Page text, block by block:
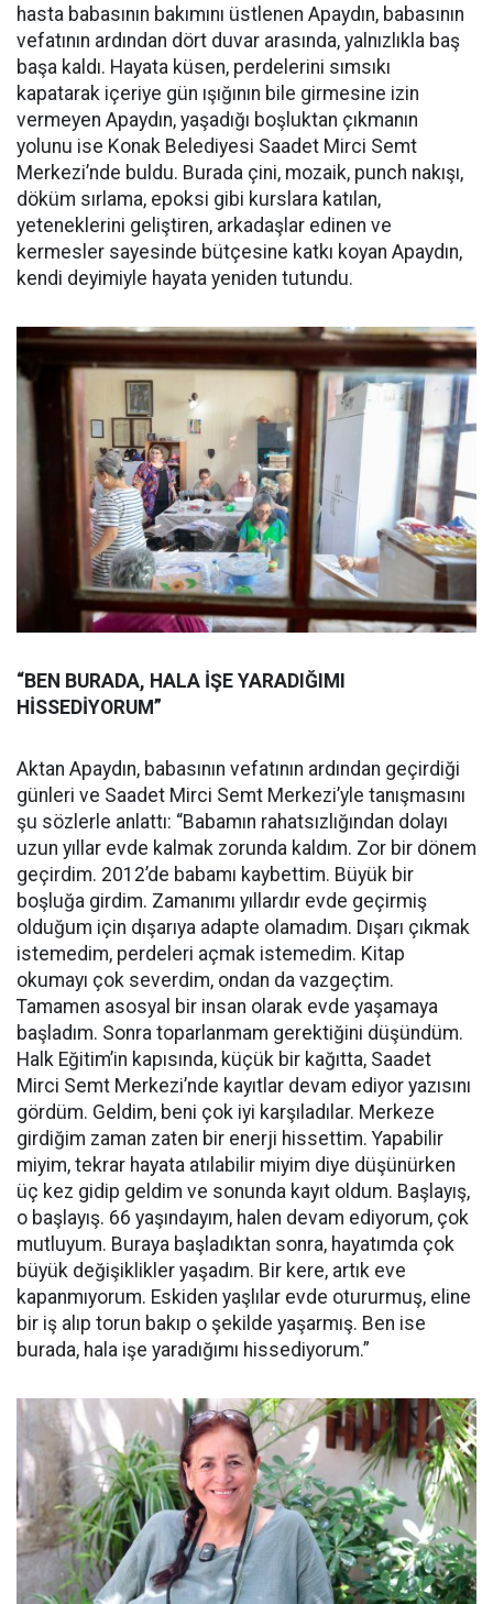
hasta babasının bakımını üstlenen Apaydın, babasının
vefatının ardından dört duvar arasında, yalnızlıkla baş
başa kaldı. Hayata küsen, perdelerini sımsıkı
kapatarak içeriye gün ışığının bile girmesine izin
vermeyen Apaydın, yaşadığı boşluktan çıkmanın
yolunu ise Konak Belediyesi Saadet Mirci Semt
Merkezi’nde buldu. Burada çini, mozaik, punch nakışı,
döküm sırlama, epoksi gibi kurslara katılan,
yeteneklerini geliştiren, arkadaşlar edinen ve
kermesler sayesinde bütçesine katkı koyan Apaydın,
kendi deyimiyle hayata yeniden tutundu.
“BEN BURADA, HALA İŞE YARADIĞIMI
HİSSEDİYORUM”
Aktan Apaydın, babasının vefatının ardından geçirdiği
günleri ve Saadet Mirci Semt Merkezi’yle tanışmasını
şu sözlerle anlattı: “Babamın rahatsızlığından dolayı
uzun yıllar evde kalmak zorunda kaldım. Zor bir dönem
geçirdim. 2012’de babamı kaybettim. Büyük bir
boşluğa girdim. Zamanımı yıllardır evde geçirmiş
olduğum için dışarıya adapte olamadım. Dışarı çıkmak
istemedim, perdeleri açmak istemedim. Kitap
okumayı çok severdim, ondan da vazgeçtim.
Tamamen asosyal bir insan olarak evde yaşamaya
başladım. Sonra toparlanmam gerektiğini düşündüm.
Halk Eğitim’in kapısında, küçük bir kağıtta, Saadet
Mirci Semt Merkezi’nde kayıtlar devam ediyor yazısını
gördüm. Geldim, beni çok iyi karşıladılar. Merkeze
girdiğim zaman zaten bir enerji hissettim. Yapabilir
miyim, tekrar hayata atılabilir miyim diye düşünürken
üç kez gidip geldim ve sonunda kayıt oldum. Başlayış,
o başlayış. 66 yaşındayım, halen devam ediyorum, çok
mutluyum. Buraya başladıktan sonra, hayatımda çok
büyük değişiklikler yaşadım. Bir kere, artık eve
kapanmıyorum. Eskiden yaşlılar evde otururmuş, eline
bir iş alıp torun bakıp o şekilde yaşarmış. Ben ise
burada, hala işe yaradığımı hissediyorum.”